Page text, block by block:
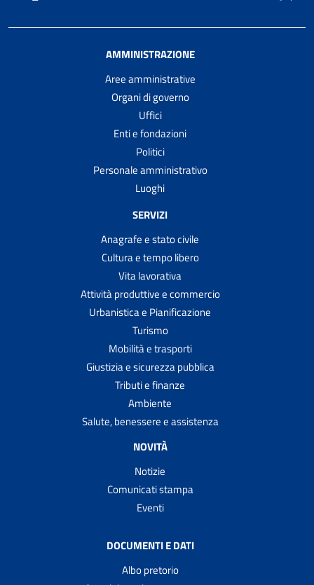
AMMINISTRAZIONE
Aree amministrative
Organi di governo
Uffici
Enti e fondazioni
Politici
Personale amministrativo
Luoghi
SERVIZI
Anagrafe e stato civile
Cultura e tempo libero
Vita lavorativa
Attività produttive e commercio
Urbanistica e Pianificazione
Turismo
Mobilità e trasporti
Giustizia e sicurezza pubblica
Tributi e finanze
Ambiente
Salute, benessere e assistenza
NOVITÀ
Notizie
Comunicati stampa
Eventi
DOCUMENTI E DATI
Albo pretorio